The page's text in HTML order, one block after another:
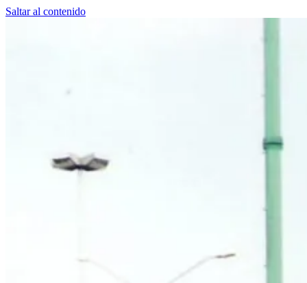
Saltar al contenido